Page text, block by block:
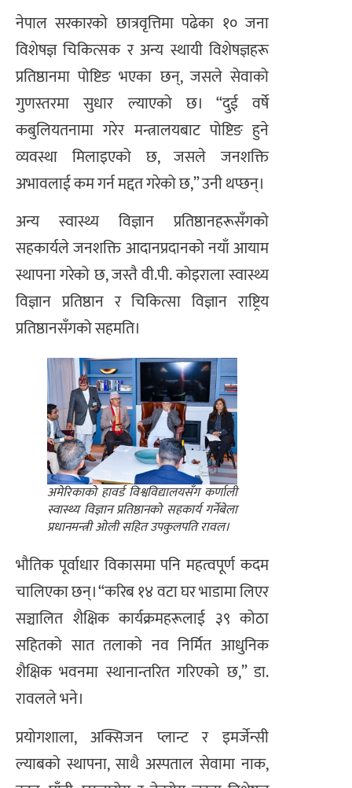
नेपाल सरकारको छात्रवृत्तिमा पढेका १० जना
विशेषज्ञ चिकित्सक र अन्य स्थायी विशेषज्ञहरू
प्रतिष्ठानमा पोष्टिङ भएका छन्, जसले सेवाको
गुणस्तरमा सुधार ल्याएको छ। “दुई वर्षे
कबुलियतनामा गरेर मन्त्रालयबाट पोष्टिङ हुने
व्यवस्था मिलाइएको छ, जसले जनशक्ति
अभावलाई कम गर्न मद्दत गरेको छ,” उनी थप्छन्।
अन्य स्वास्थ्य विज्ञान प्रतिष्ठानहरूसँगको
सहकार्यले जनशक्ति आदानप्रदानको नयाँ आयाम
स्थापना गरेको छ, जस्तै वी.पी. कोइराला स्वास्थ्य
विज्ञान प्रतिष्ठान र चिकित्सा विज्ञान राष्ट्रिय
प्रतिष्ठानसँगको सहमति।
अमेरिकाको हावर्ड विश्वविद्यालयसँग कर्णाली
स्वास्थ्य विज्ञान प्रतिष्ठानको सहकार्य गर्नेबेला
प्रधानमन्त्री ओली सहित उपकुलपति रावल।
भौतिक पूर्वाधार विकासमा पनि महत्वपूर्ण कदम
चालिएका छन्। “करिब १४ वटा घर भाडामा लिएर
सञ्चालित शैक्षिक कार्यक्रमहरूलाई ३९ कोठा
सहितको सात तलाको नव निर्मित आधुनिक
शैक्षिक भवनमा स्थानान्तरित गरिएको छ,” डा.
रावलले भने।
प्रयोगशाला, अक्सिजन प्लान्ट र इमर्जेन्सी
ल्याबको स्थापना, साथै अस्पताल सेवामा नाक,